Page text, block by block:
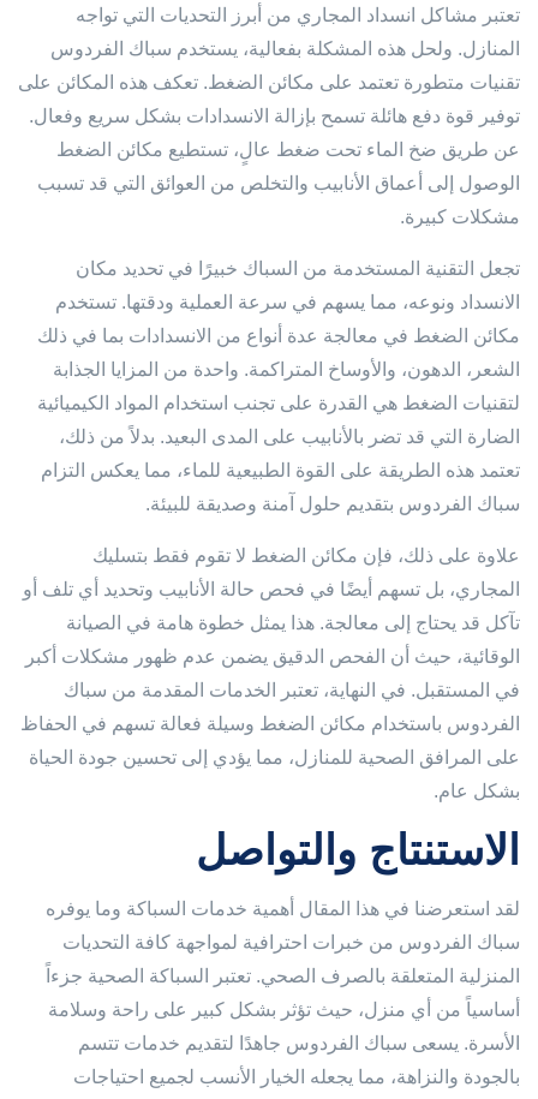
تعتبر مشاكل انسداد المجاري من أبرز التحديات التي تواجه
المنازل. ولحل هذه المشكلة بفعالية، يستخدم سباك الفردوس
تقنيات متطورة تعتمد على مكائن الضغط. تعكف هذه المكائن على
توفير قوة دفع هائلة تسمح بإزالة الانسدادات بشكل سريع وفعال.
عن طريق ضخ الماء تحت ضغط عالٍ، تستطيع مكائن الضغط
الوصول إلى أعماق الأنابيب والتخلص من العوائق التي قد تسبب
مشكلات كبيرة.
تجعل التقنية المستخدمة من السباك خبيرًا في تحديد مكان
الانسداد ونوعه، مما يسهم في سرعة العملية ودقتها. تستخدم
مكائن الضغط في معالجة عدة أنواع من الانسدادات بما في ذلك
الشعر، الدهون، والأوساخ المتراكمة. واحدة من المزايا الجذابة
لتقنيات الضغط هي القدرة على تجنب استخدام المواد الكيميائية
الضارة التي قد تضر بالأنابيب على المدى البعيد. بدلاً من ذلك،
تعتمد هذه الطريقة على القوة الطبيعية للماء، مما يعكس التزام
سباك الفردوس بتقديم حلول آمنة وصديقة للبيئة.
علاوة على ذلك، فإن مكائن الضغط لا تقوم فقط بتسليك
المجاري، بل تسهم أيضًا في فحص حالة الأنابيب وتحديد أي تلف أو
تآكل قد يحتاج إلى معالجة. هذا يمثل خطوة هامة في الصيانة
الوقائية، حيث أن الفحص الدقيق يضمن عدم ظهور مشكلات أكبر
في المستقبل. في النهاية، تعتبر الخدمات المقدمة من سباك
الفردوس باستخدام مكائن الضغط وسيلة فعالة تسهم في الحفاظ
على المرافق الصحية للمنازل، مما يؤدي إلى تحسين جودة الحياة
بشكل عام.
الاستنتاج والتواصل
لقد استعرضنا في هذا المقال أهمية خدمات السباكة وما يوفره
سباك الفردوس من خبرات احترافية لمواجهة كافة التحديات
المنزلية المتعلقة بالصرف الصحي. تعتبر السباكة الصحية جزءاً
أساسياً من أي منزل، حيث تؤثر بشكل كبير على راحة وسلامة
الأسرة. يسعى سباك الفردوس جاهدًا لتقديم خدمات تتسم
بالجودة والنزاهة، مما يجعله الخيار الأنسب لجميع احتياجات